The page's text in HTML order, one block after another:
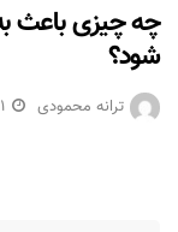
چه چیزی باعث
شود؟
ترانه محمودی 11